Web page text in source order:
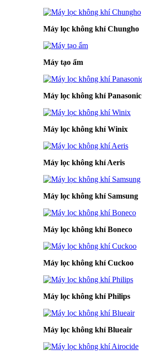
Máy lọc không khí Chungho
Máy tạo ẩm
Máy lọc không khí Panasonic
Máy lọc không khí Winix
Máy lọc không khí Aeris
Máy lọc không khí Samsung
Máy lọc không khí Boneco
Máy lọc không khí Cuckoo
Máy lọc không khí Philips
Máy lọc không khí Blueair